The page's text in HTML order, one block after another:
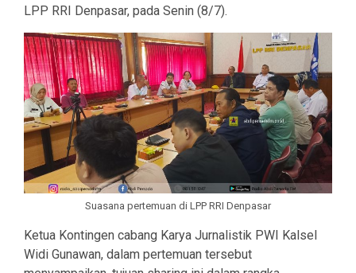
LPP RRI Denpasar, pada Senin (8/7).
Suasana pertemuan di LPP RRI Denpasar
Ketua Kontingen cabang Karya Jurnalistik PWI Kalsel
Widi Gunawan, dalam pertemuan tersebut